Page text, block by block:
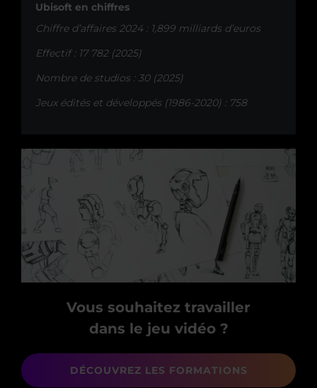
Ubisoft en chiffres
Chiffre d’affaires 2024 : 1,899 milliards d’euros
Effectif : 17 782 (2025)
Nombre de studios : 30 (2025)
Jeux édités et développés (1986-2020) : 758
Vous souhaitez travailler
dans le jeu vidéo ?
DÉCOUVREZ LES FORMATIONS